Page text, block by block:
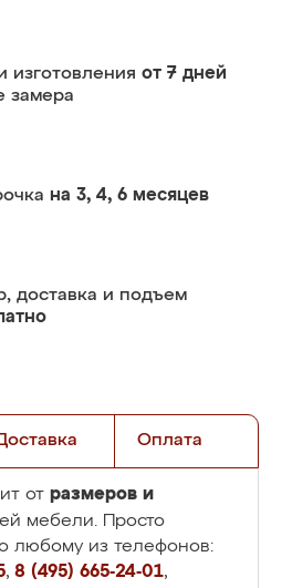
изготовления от 7 дней
замера
на 3, 4, 6 месяцев
доставка и подъем
Оплата
от размеров и
мебели. Просто
любому из телефонов:
, 8 (495) 665-24-01,